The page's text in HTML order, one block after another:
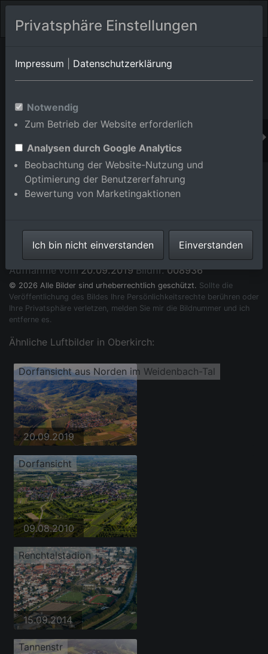
Orts-Album von Oberkirch in Baden-Württemberg,Deutschland
Weintalstraße im Weidenbachtal in Oberkirch im
Bundesland Baden-Württemberg, Deutschland
Aufnahme vom20.09.2019Bildnr.008936
© 2026 Alle Bilder sind urheberrechtlich geschützt. Sollte die
Veröffentlichung des Bildes Ihre Persönlichkeitsrechte berühren oder
Ihre Privatsphäre verletzen, melden Sie mir die Bildnummer und ich
entferne es.
Ähnliche Luftbilder in Oberkirch:
Dorfansicht aus Norden im Weidenbach-Tal
20.09.2019
Dorfansicht
09.08.2010
Renchtalstadion
15.09.2014
Tannenstr
Privatsphäre Einstellungen
Impressum Datenschutzerklärung
Notwendig
Zum Betrieb der Website erforderlich
Analysen durch Google Analytics
Beobachtung der Website-Nutzung und
Optimierung der Benutzererfahrung
Bewertung von Marketingaktionen
Ich bin nicht einverstanden Einverstanden